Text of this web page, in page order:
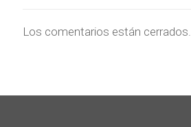
Los comentarios están cerrados.